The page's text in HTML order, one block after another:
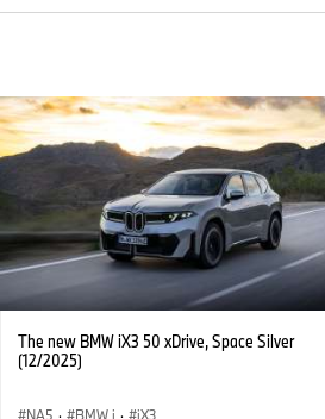
The new BMW iX3 50 xDrive, Space Silver
(12/2025)
NA5 · BMW i · iX3